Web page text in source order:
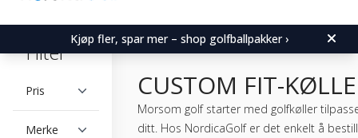
Kjøp fler, spar mer – shop golfballpakker ›
Filter
Pris
Merke
CUSTOM FIT-
Morsom golf starter med golfkøller
ditt. Hos NordicaGolf er det enkelt å